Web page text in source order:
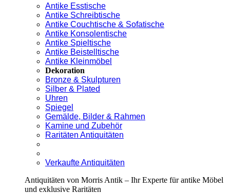
Antike Esstische
Antike Schreibtische
Antike Couchtische & Sofatische
Antike Konsolentische
Antike Spieltische
Antike Beistelltische
Antike Kleinmöbel
Dekoration
Bronze & Skulpturen
Silber & Plated
Uhren
Spiegel
Gemälde, Bilder & Rahmen
Kamine und Zubehör
Raritäten Antiquitäten
Verkaufte Antiquitäten
Antiquitäten von Morris Antik – Ihr Experte für antike Möbel
und exklusive Raritäten